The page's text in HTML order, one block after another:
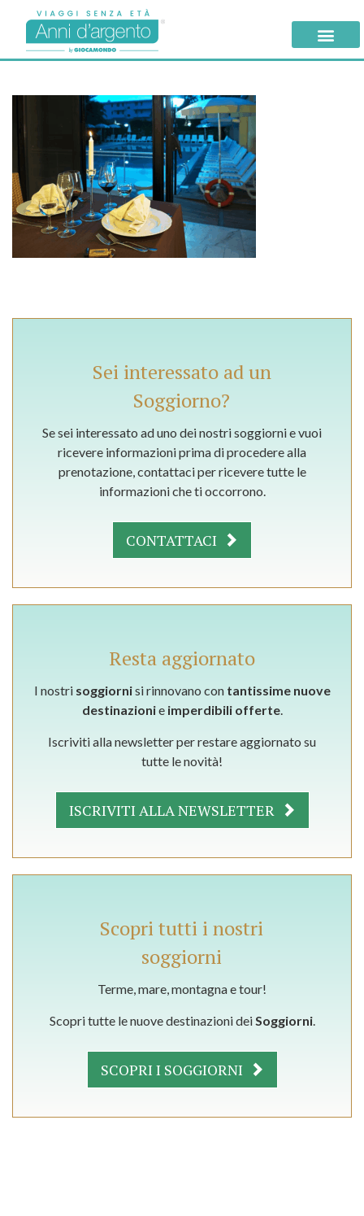
Sei interessato ad un
Soggiorno?
Se sei interessato ad uno dei nostri soggiorni e vuoi
ricevere informazioni prima di procedere alla
prenotazione, contattaci per ricevere tutte le
informazioni che ti occorrono.
CONTATTACI
Resta aggiornato
I nostri soggiornisi rinnovano con tantissime nuove
destinazionie imperdibili offerte.
Iscriviti alla newsletter per restare aggiornato su
tutte le novità!
ISCRIVITI ALLA NEWSLETTER
Scopri tutti i nostri
soggiorni
Terme, mare, montagna e tour!
Scopri tutte le nuove destinazioni deiSoggiorni.
SCOPRI I SOGGIORNI